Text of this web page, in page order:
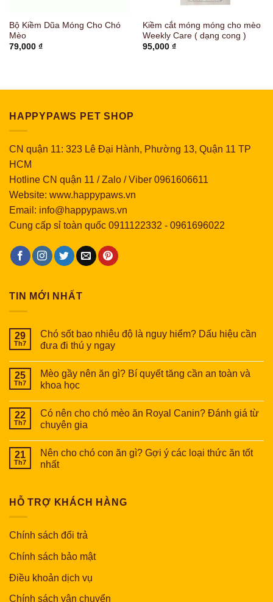
Bộ Kiềm Dũa Móng Cho Chó
Mèo
79,000 ₫
Kiềm cắt móng móng cho mèo
Weekly Care ( dạng cong )
95,000 ₫
HAPPYPAWS PET SHOP
CN quận 11: 323 Lê Đại Hành, Phường 13, Quận 11 TP
HCM
Hotline CN quận 11 / Zalo / Viber 0961606611
Website: www.happypaws.vn
Email: info@happypaws.vn
Cung cấp sỉ toàn quốc 0911122332 - 0961696022
TIN MỚI NHẤT
29
Th7
Chó sốt bao nhiêu độ là nguy hiểm? Dấu hiệu cần
đưa đi thú y ngay
25
Th7
Mèo gầy nên ăn gì? Bí quyết tăng cần an toàn và
khoa học
22
Th7
Có nên cho chó mèo ăn Royal Canin? Đánh giá từ
chuyên gia
21
Th7
Nên cho chó con ăn gì? Gợi ý các loại thức ăn tốt
nhất
HỖ TRỢ KHÁCH HÀNG
Chính sách đổi trả
Chính sách bảo mật
Điều khoản dịch vụ
Chính sách vận chuyển